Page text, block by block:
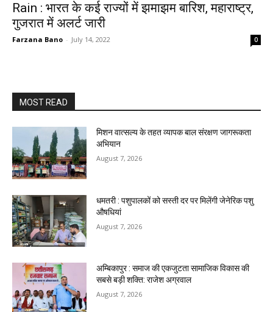
Rain : भारत के कई राज्यों में झमाझम बारिश, महाराष्ट्र,
गुजरात में अलर्ट जारी
Farzana Bano - July 14, 2022 0
MOST READ
मिशन वात्सल्य के तहत व्यापक बाल संरक्षण जागरूकता
अभियान
August 7, 2026
धमतरी : पशुपालकों को सस्ती दर पर मिलेंगी जेनेरिक पशु
औषधियां
August 7, 2026
अम्बिकापुर : समाज की एकजुटता सामाजिक विकास की
सबसे बड़ी शक्ति: राजेश अग्रवाल
August 7, 2026